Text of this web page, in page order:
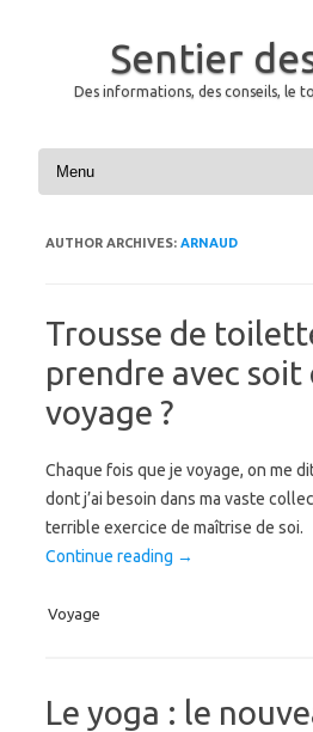
Sentier
Des informations, des conseils, le
Skip to content
AUTHOR ARCHIVES: ARNAUD
Trousse de
prendre avec soit
voyage ?
Chaque fois que je voyage, on me
dont j’ai besoin dans ma vaste
terrible exercice de maîtrise de soi.
Continue reading →
Voyage
Le yoga : le